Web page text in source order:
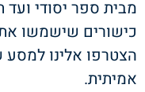
מבית ספר יסודי ועד
כישורים שישמשו
הצטרפו אלינו
אמיתית.